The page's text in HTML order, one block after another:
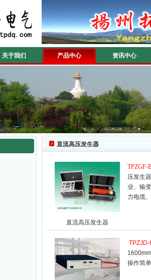
关于我们 产品中心 资讯中心
直流高压发生器
直流高压发生器
TPZGF-
压发生
业、输
力电缆
操作简